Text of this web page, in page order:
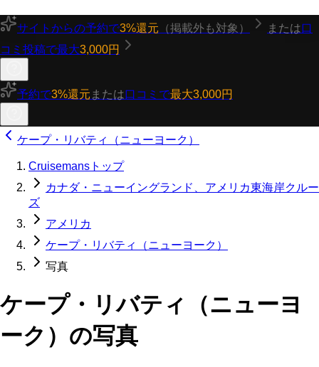
サイトからの予約で3%還元 （掲載外も対象） または口
コミ投稿で最大3,000円
予約で3%還元 または口コミで最大3,000円
ケープ・リバティ（ニューヨーク）
Cruisemansトップ
カナダ・ニューイングランド、アメリカ東海岸クルー
ズ
アメリカ
ケープ・リバティ（ニューヨーク）
写真
ケープ・リバティ（ニューヨ
ーク）の写真